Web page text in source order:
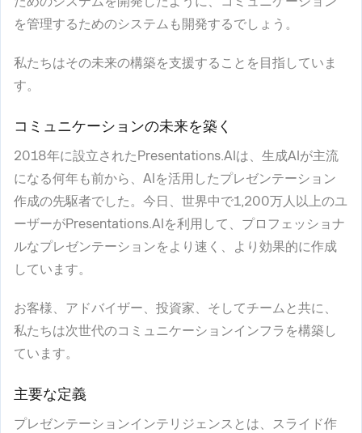
を管理するためのシステムも開発するでしょう。
私たちはその未来の構築を支援することを目指していま
す。
コミュニケーションの未来を築く
2018年に設立されたPresentations.AIは、生成AIが主流
になる何年も前から、AIを活用したプレゼンテーション
作成の先駆者でした。今日、世界中で1,200万人以上のユ
ーザーがPresentations.AIを利用して、プロフェッショナ
ルなプレゼンテーションをより速く、より効果的に作成
しています。
お客様、アドバイザー、投資家、そしてチームと共に、
私たちは次世代のコミュニケーションインフラを構築し
ています。
主要な定義
プレゼンテーションインテリジェンス とは、スライド作